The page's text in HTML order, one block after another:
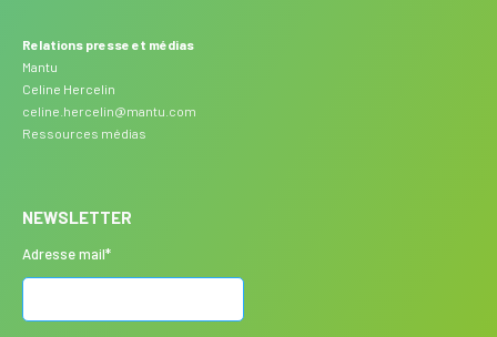
Relations presse et médias
Mantu
Celine Hercelin
celine.hercelin@mantu.com
Ressources médias
NEWSLETTER
Adresse mail*